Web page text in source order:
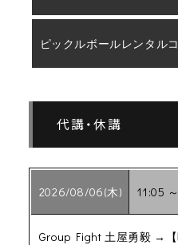
ピックルボールレンタル
代講・休講
2026/08/06(木) 11:05
Group Fight 土屋勇毅 →